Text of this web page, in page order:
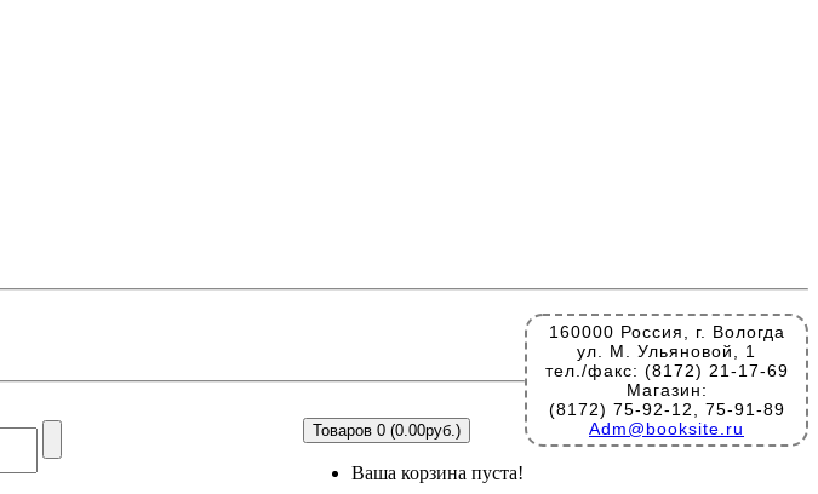
160000 Россия, г. Вологда
ул. М. Ульяновой, 1
тел./факс: (8172) 21-17-69
Магазин:
(8172) 75-92-12, 75-91-89
Adm@booksite.ru
Товаров 0 (0.00руб.)
Ваша корзина пуста!